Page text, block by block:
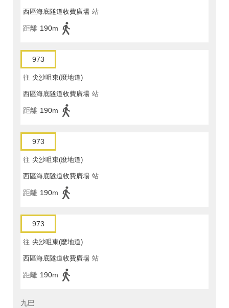
西區海底隧道收費廣場 站
距離 190m
973
往 尖沙咀東(麼地道)
西區海底隧道收費廣場 站
距離 190m
973
往 尖沙咀東(麼地道)
西區海底隧道收費廣場 站
距離 190m
973
往 尖沙咀東(麼地道)
西區海底隧道收費廣場 站
距離 190m
九巴